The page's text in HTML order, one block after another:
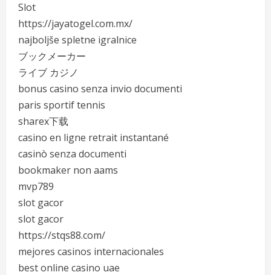
Slot
https://jayatogel.com.mx/
najboljše spletne igralnice
ブックメーカー
ライブ カジノ
bonus casino senza invio documenti
paris sportif tennis
sharex下载
casino en ligne retrait instantané
casinò senza documenti
bookmaker non aams
mvp789
slot gacor
slot gacor
https://stqs88.com/
mejores casinos internacionales
best online casino uae